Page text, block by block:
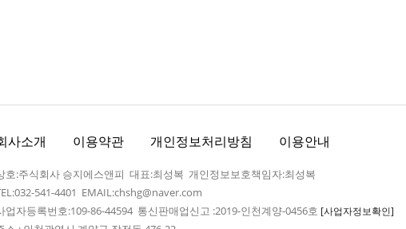
사소개 이용약관 개인정보처리방침 이용안내
호:주식회사 승지에스앤피 대표:최성복 개인정보보호책임자:최성복
541-4401 EMAIL:chshg@naver.com
업자등록번호:109-86-44594 통신판매업신고 :2019-인천계양-0456호 [사업자정보확인]